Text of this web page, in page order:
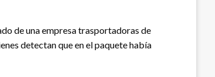
de una empresa trasportadoras de
detectan que en el paquete había